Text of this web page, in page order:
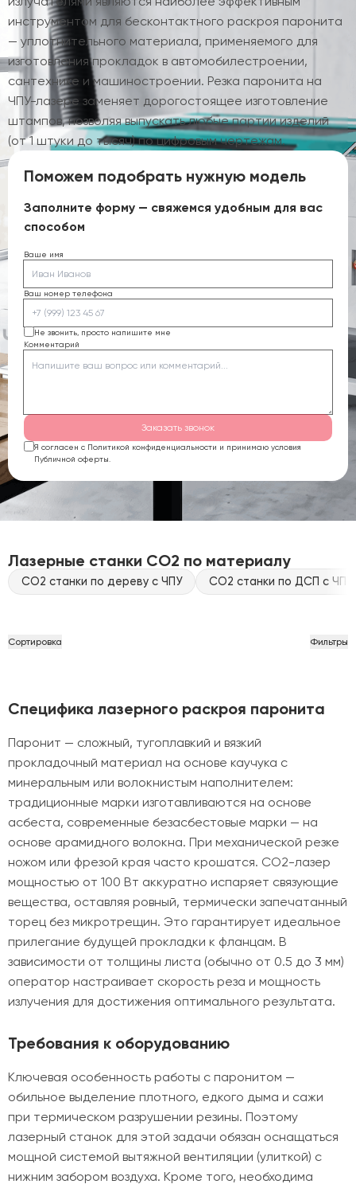
инструментом для бесконтактного раскроя паронита
— уплотнительного материала, применяемого для
изготовления прокладок в автомобилестроении,
сантехнике и машиностроении. Резка паронита на
ЧПУ-лазере заменяет дорогостоящее изготовление
штампов, позволяя выпускать любые партии изделий
(от 1 штуки до тысяч) по цифровым чертежам.
Поможем подобрать нужную модель
Заполните форму — свяжемся удобным для вас
способом
Ваше имя
Ваш номер телефона
Не звонить, просто напишите мне
Комментарий
Заказать звонок
Я согласен с Политикой конфиденциальности и принимаю условия
Публичной оферты.
Лазерные станки CO2 по материалу
CO2 станки по дереву с ЧПУ CO2 станки по ДСП с ЧПУ
Сортировка Фильтры
Специфика лазерного раскроя паронита
Паронит — сложный, тугоплавкий и вязкий
прокладочный материал на основе каучука с
минеральным или волокнистым наполнителем:
традиционные марки изготавливаются на основе
асбеста, современные безасбестовые марки — на
основе арамидного волокна. При механической резке
ножом или фрезой края часто крошатся. CO2-лазер
мощностью от 100 Вт аккуратно испаряет связующие
вещества, оставляя ровный, термически запечатанный
торец без микротрещин. Это гарантирует идеальное
прилегание будущей прокладки к фланцам. В
зависимости от толщины листа (обычно от 0.5 до 3 мм)
оператор настраивает скорость реза и мощность
излучения для достижения оптимального результата.
Требования к оборудованию
Ключевая особенность работы с паронитом —
обильное выделение плотного, едкого дыма и сажи
при термическом разрушении резины. Поэтому
лазерный станок для этой задачи обязан оснащаться
мощной системой вытяжной вентиляции (улиткой) с
нижним забором воздуха. Кроме того, необходима